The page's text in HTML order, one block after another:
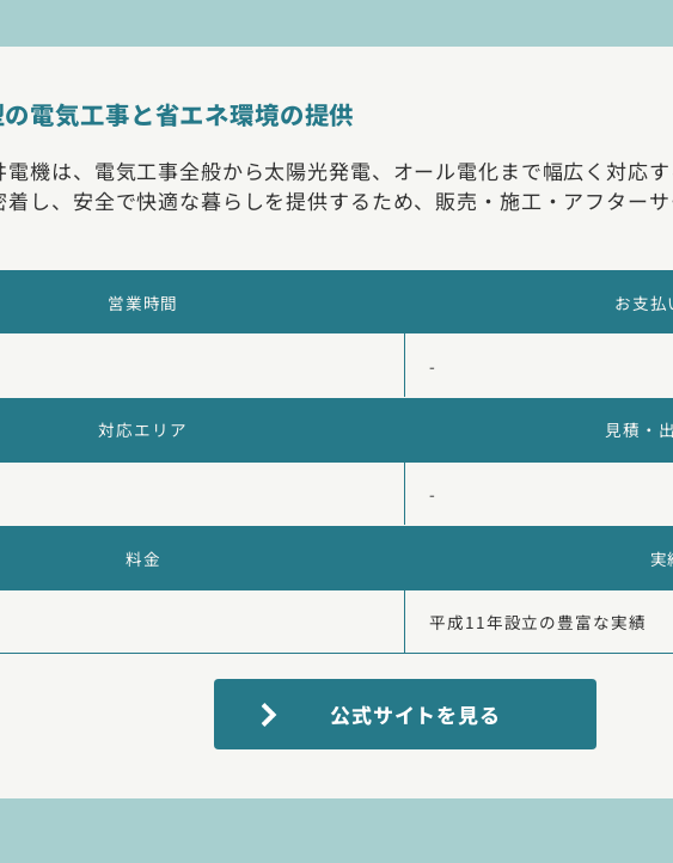
電気工事と省エネ環境の提供
電機は、電気工事全般から太陽光発電、オール電化まで幅広く対応
着し、安全で快適な暮らしを提供するため、販売・施工・アフター
営業時間
対応エリア
料金
お支払
-
見積・
-
実
平成11年設立の豊富な実績
公式サイトを見る